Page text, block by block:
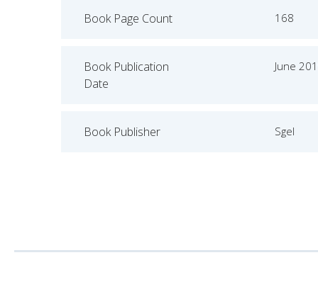
Book Page Count 168
Book Publication
Date
June
Book Publisher Sgel